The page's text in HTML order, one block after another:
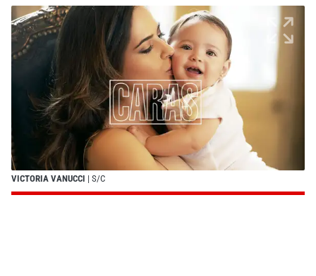
VICTORIA VANUCCI | S/C